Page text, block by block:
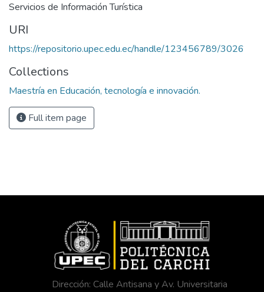
Servicios de Información Turística
URI
https://repositorio.upec.edu.ec/handle/123456789/3026
Collections
Maestría en Educación, tecnología e innovación.
Full item page
Dirección: Calle Antisana y Av. Universitaria